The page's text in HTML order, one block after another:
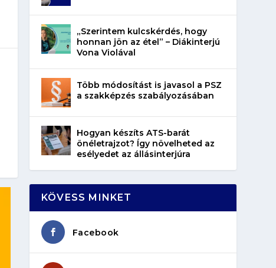
„Szerintem kulcskérdés, hogy
honnan jön az étel” – Diákinterjú
Vona Violával
Több módosítást is javasol a PSZ
a szakképzés szabályozásában
Hogyan készíts ATS-barát
önéletrajzot? Így növelheted az
esélyedet az állásinterjúra
KÖVESS MINKET
Facebook